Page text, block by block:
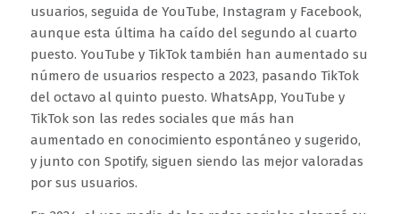
usuarios, seguida de YouTube, Instagram y Facebook,
aunque esta última ha caído del segundo al cuarto
puesto. YouTube y TikTok también han aumentado su
número de usuarios respecto a 2023, pasando TikTok
del octavo al quinto puesto. WhatsApp, YouTube y
TikTok son las redes sociales que más han
aumentado en conocimiento espontáneo y sugerido,
y junto con Spotify, siguen siendo las mejor valoradas
por sus usuarios.